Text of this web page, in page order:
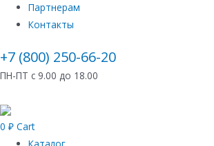
Партнерам
Контакты
+7 (800) 250-66-20
ПН-ПТ с 9.00 до 18.00
0 ₽ Cart